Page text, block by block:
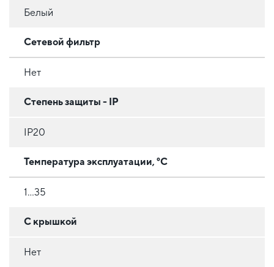
Белый
Сетевой фильтр
Нет
Степень защиты - IP
IP20
Температура эксплуатации, °C
1...35
С крышкой
Нет